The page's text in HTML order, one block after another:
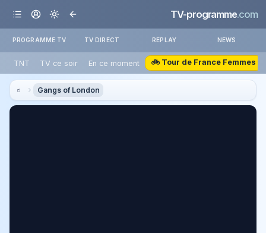
TV-programme.com
PROGRAMME TV TV DIRECT REPLAY NEWS
TNT TV ce soir En ce moment 🚲 Tour de France Femmes
Gangs of London